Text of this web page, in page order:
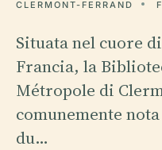
CLERMONT-FERRAND
Situata nel cuore
Francia, la
Métropole di
comunemente
du…